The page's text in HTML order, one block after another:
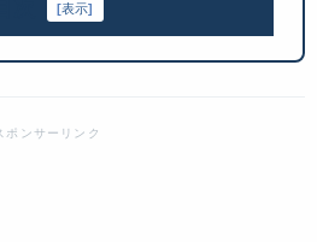
[表示]